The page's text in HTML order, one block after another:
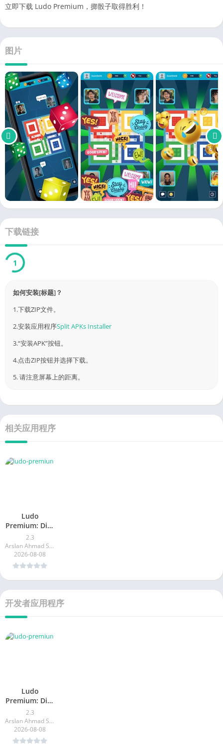
立即下载 Ludo Premium，掷骰子取得胜利！
图片
下载链接
如何安装[标题]？
1.下载ZIP文件。
2.安装应用程序Split APKs Installer
3.“安装APK”按钮。
4.点击ZIP按钮并选择下载。
相关应用程序
Premium: Dice
Board Game
2.3
2026-08-08
开发者应用程序
Premium: Dice
Board Game
2.3